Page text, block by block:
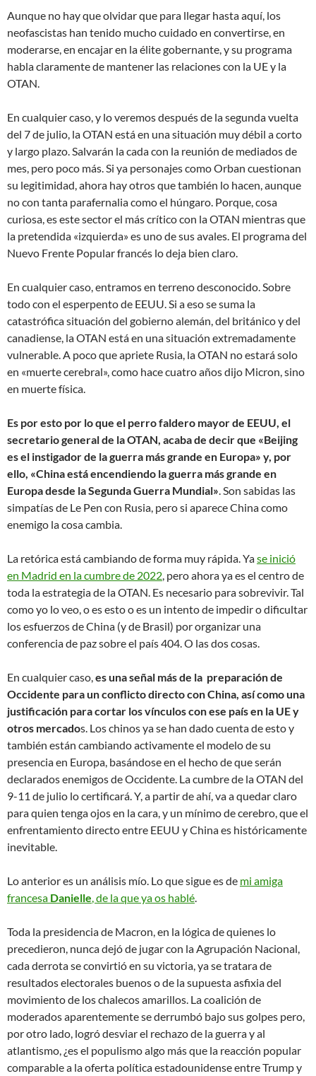
Aunque no hay que olvidar que para llegar hasta aquí, los
neofascistas han tenido mucho cuidado en convertirse, en
moderarse, en encajar en la élite gobernante, y su programa
habla claramente de mantener las relaciones con la UE y la
OTAN.
En cualquier caso, y lo veremos después de la segunda vuelta
del 7 de julio, la OTAN está en una situación muy débil a corto
y largo plazo. Salvarán la cada con la reunión de mediados de
mes, pero poco más. Si ya personajes como Orban cuestionan
su legitimidad, ahora hay otros que también lo hacen, aunque
no con tanta parafernalia como el húngaro. Porque, cosa
curiosa, es este sector el más crítico con la OTAN mientras que
la pretendida «izquierda» es uno de sus avales. El programa del
Nuevo Frente Popular francés lo deja bien claro.
En cualquier caso, entramos en terreno desconocido. Sobre
todo con el esperpento de EEUU. Si a eso se suma la
catastrófica situación del gobierno alemán, del británico y del
canadiense, la OTAN está en una situación extremadamente
vulnerable. A poco que apriete Rusia, la OTAN no estará solo
en «muerte cerebral», como hace cuatro años dijo Micron, sino
en muerte física.
Es por esto por lo que el perro faldero mayor de EEUU, el
secretario general de la OTAN, acaba de decir que «Beijing
es el instigador de la guerra más grande en Europa» y, por
ello, «China está encendiendo la guerra más grande en
Europa desde la Segunda Guerra Mundial» . Son sabidas las
simpatías de Le Pen con Rusia, pero si aparece China como
enemigo la cosa cambia.
La retórica está cambiando de forma muy rápida. Yase inició
en Madrid en la cumbre de 2022 , pero ahora ya es el centro de
toda la estrategia de la OTAN. Es necesario para sobrevivir. Tal
como yo lo veo, o es esto o es un intento de impedir o dificultar
los esfuerzos de China (y de Brasil) por organizar una
conferencia de paz sobre el país 404. O las dos cosas.
En cualquier caso, es una señal más de la preparación de
Occidente para un conflicto directo con China, así como una
justificación para cortar los vínculos con ese país en la UE y
otros mercados. Los chinos ya se han dado cuenta de esto y
también están cambiando activamente el modelo de su
presencia en Europa, basándose en el hecho de que serán
declarados enemigos de Occidente. La cumbre de la OTAN del
9-11 de julio lo certificará. Y, a partir de ahí, va a quedar claro
para quien tenga ojos en la cara, y un mínimo de cerebro, que el
enfrentamiento directo entre EEUU y China es históricamente
inevitable.
Lo anterior es un análisis mío. Lo que sigue es de mi amiga
francesa Danielle , de la que ya os hablé
Toda la presidencia de Macron, en la lógica de quienes lo
precedieron, nunca dejó de jugar con la Agrupación Nacional,
cada derrota se convirtió en su victoria, ya se tratara de
resultados electorales buenos o de la supuesta asfixia del
movimiento de los chalecos amarillos. La coalición de
moderados aparentemente se derrumbó bajo sus golpes pero,
por otro lado, logró desviar el rechazo de la guerra y al
atlantismo, ¿es el populismo algo más que la reacción popular
comparable a la oferta política estadounidense entre Trump y